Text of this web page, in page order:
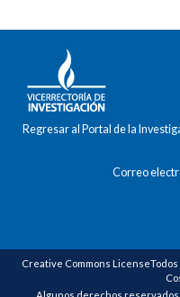
Regresar al Portal de la
Correo
Creative Commons